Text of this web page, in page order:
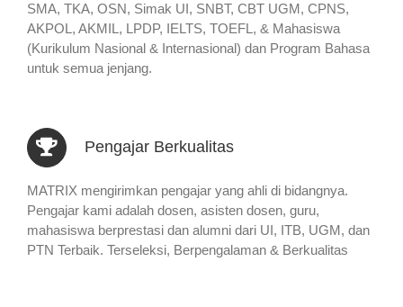
SMA, TKA, OSN, Simak UI, SNBT, CBT UGM, CPNS,
AKPOL, AKMIL, LPDP, IELTS, TOEFL, & Mahasiswa
(Kurikulum Nasional & Internasional) dan Program Bahasa
untuk semua jenjang.
Pengajar Berkualitas
MATRIX mengirimkan pengajar yang ahli di bidangnya.
Pengajar kami adalah dosen, asisten dosen, guru,
mahasiswa berprestasi dan alumni dari UI, ITB, UGM, dan
PTN Terbaik. Terseleksi, Berpengalaman & Berkualitas